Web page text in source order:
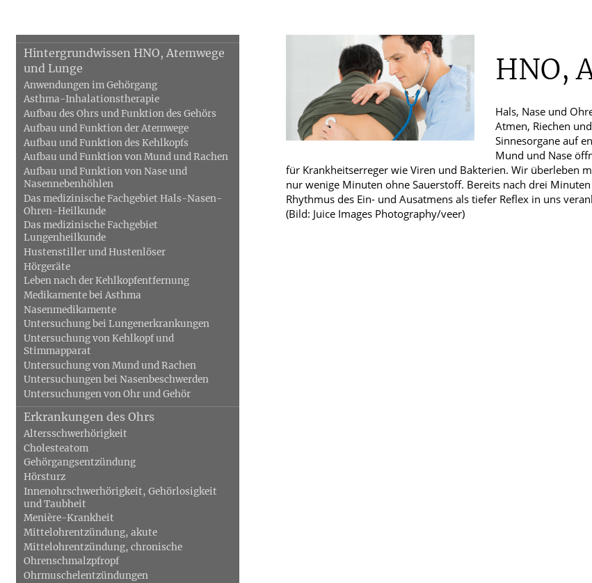
Schwerpunkt Baby und
Familie
Blut, Krebs und Infektionen
Haut, Haare und Nägel
Psychische Erkrankungen
Neurologie
Schmerz- und Schlafmedizin
Frauenkrankheiten
Männerkrankheiten
Hintergrundwissen HNO, Atemwege
und Lunge
Anwendungen im Gehörgang
Asthma-Inhalationstherapie
Aufbau des Ohrs und Funktion des Gehörs
Aufbau und Funktion der Atemwege
Aufbau und Funktion des Kehlkopfs
Aufbau und Funktion von Mund und Rachen
Aufbau und Funktion von Nase und
Nasennebenhöhlen
Das medizinische Fachgebiet Hals-Nasen-
Ohren-Heilkunde
Das medizinische Fachgebiet
Lungenheilkunde
Hustenstiller und Hustenlöser
Hörgeräte
Leben nach der Kehlkopfentfernung
Medikamente bei Asthma
Nasenmedikamente
Untersuchung bei Lungenerkrankungen
Untersuchung von Kehlkopf und
Stimmapparat
Untersuchung von Mund und Rachen
Untersuchungen bei Nasenbeschwerden
Untersuchungen von Ohr und Gehör
Erkrankungen des Ohrs
Altersschwerhörigkeit
Cholesteatom
Gehörgangsentzündung
Hörsturz
Innenohrschwerhörigkeit, Gehörlosigkeit
und Taubheit
Menière-Krankheit
Mittelohrentzündung, akute
Mittelohrentzündung, chronische
Ohrenschmalzpfropf
Ohrmuschelentzündungen
HNO,
Hals, Nase und
Atmen, Riechen
Sinnesorgane auf
Mund und Nase
für Krankheitserreger wie Viren und Bakterien. Wir überleben
nur wenige Minuten ohne Sauerstoff. Bereits nach drei
Rhythmus des Ein- und Ausatmens als tiefer Reflex in uns
(Bild: Juice Images Photography/veer)